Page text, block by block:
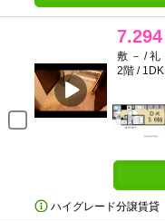
7.294
敷 － / 礼
2階 /
ハイグレード分譲賃